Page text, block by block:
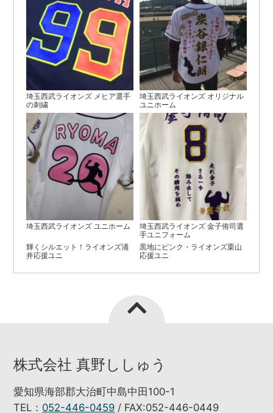
埼玉西武ライオンズ メヒア選手
の刺繍
埼玉西武ライオンズ オリジナル
ユニホーム
埼玉西武ライオンズ ユニホーム
埼玉西武ライオンズ 金子侑司選
手ユニフォーム
輝くシルエット！ライオンズ涌
井応援ユニ
黒地にピンク・ライオンズ栗山
応援ユニ
株式会社 真野ししゅう
愛知県海部郡大治町中島中田100-1
TEL： 052-446-0459 / FAX:052-446-0449